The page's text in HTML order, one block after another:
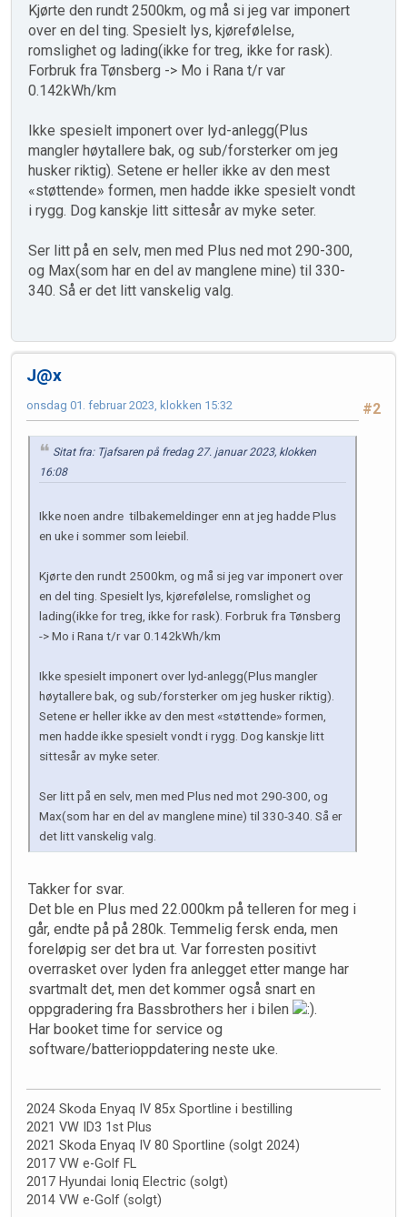
Kjørte den rundt 2500km, og må si jeg var imponert
over en del ting. Spesielt lys, kjørefølelse,
romslighet og lading(ikke for treg, ikke for rask).
Forbruk fra Tønsberg -> Mo i Rana t/r var
0.142kWh/km
Ikke spesielt imponert over lyd-anlegg(Plus
mangler høytallere bak, og sub/forsterker om jeg
husker riktig). Setene er heller ikke av den mest
«støttende» formen, men hadde ikke spesielt vondt
i rygg. Dog kanskje litt sittesår av myke seter.
Ser litt på en selv, men med Plus ned mot 290-300,
og Max(som har en del av manglene mine) til 330-
340. Så er det litt vanskelig valg.
J@x
#2
onsdag 01. februar 2023, klokken 15:32
Sitat fra: Tjafsaren på fredag 27. januar 2023, klokken
16:08
Ikke noen andre tilbakemeldinger enn at jeg hadde Plus
en uke i sommer som leiebil.
Kjørte den rundt 2500km, og må si jeg var imponert over
en del ting. Spesielt lys, kjørefølelse, romslighet og
lading(ikke for treg, ikke for rask). Forbruk fra Tønsberg
-> Mo i Rana t/r var 0.142kWh/km
Ikke spesielt imponert over lyd-anlegg(Plus mangler
høytallere bak, og sub/forsterker om jeg husker riktig).
Setene er heller ikke av den mest «støttende» formen,
men hadde ikke spesielt vondt i rygg. Dog kanskje litt
sittesår av myke seter.
Ser litt på en selv, men med Plus ned mot 290-300, og
Max(som har en del av manglene mine) til 330-340. Så er
det litt vanskelig valg.
Takker for svar.
Det ble en Plus med 22.000km på telleren for meg i
går, endte på på 280k. Temmelig fersk enda, men
foreløpig ser det bra ut. Var forresten positivt
overrasket over lyden fra anlegget etter mange har
svartmalt det, men det kommer også snart en
oppgradering fra Bassbrothers her i bilen
.
Har booket time for service og
software/batterioppdatering neste uke.
2024 Skoda Enyaq IV 85x Sportline i bestilling
2021 VW ID3 1st Plus
2021 Skoda Enyaq IV 80 Sportline (solgt 2024)
2017 VW e-Golf FL
2017 Hyundai Ioniq Electric (solgt)
2014 VW e-Golf (solgt)